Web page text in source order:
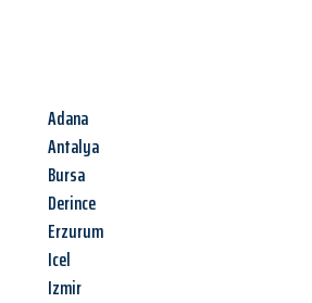
Adana
Antalya
Bursa
Derince
Erzurum
Icel
Izmir